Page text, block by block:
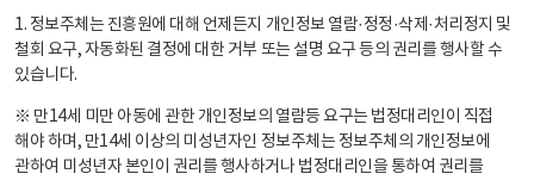
1. 정보주체는 진흥원에 대해 언제든지 개인정보 열람·정정·삭제·처리정지 및
철회 요구, 자동화된 결정에 대한 거부 또는 설명 요구 등의 권리를 행사할 수
있습니다.
※ 만14세 미만 아동에 관한 개인정보의 열람등 요구는 법정대리인이 직접
해야 하며, 만14세 이상의 미성년자인 정보주체는 정보주체의 개인정보에
관하여 미성년자 본인이 권리를 행사하거나 법정대리인을 통하여 권리를